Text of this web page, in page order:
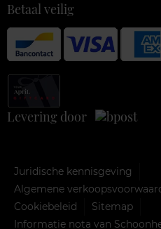
Betaal veilig
Levering door
Juridische kennisgeving
Algemene
Cookiebeleid
Sitemap
Informatie nota van